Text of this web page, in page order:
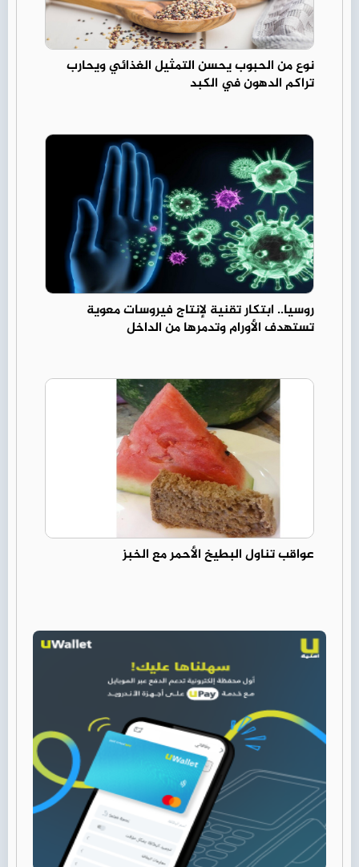
نوع من الحبوب يحسن التمثيل الغذائي ويحارب
تراكم الدهون في الكبد
روسيا.. ابتكار تقنية لإنتاج فيروسات معوية
تستهدف الأورام وتدمرها من الداخل
عواقب تناول البطيخ الأحمر مع الخبز